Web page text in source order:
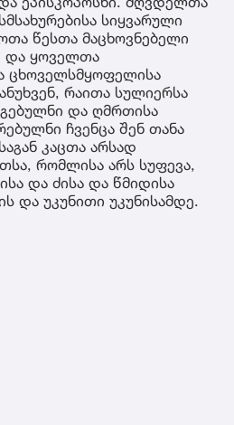
სიყვარული
წესთა მაცხოვნებელი
და ყოველთა
რაითა სულიერსა
და ღმრთისა
ჩვენცა შენ თანა
კაცთა არსად
რომლისა არს სუფევა,
და ძისა და წმიდისა
და უკუნითი უკუნისამდე.